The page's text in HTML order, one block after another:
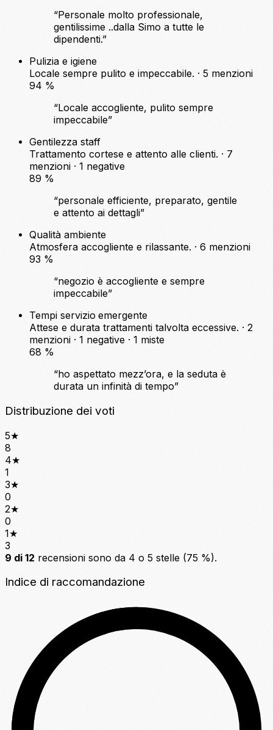
“Personale molto professionale,
gentilissime ..dalla Simo a tutte le
dipendenti.”
Pulizia e igiene
Locale sempre pulito e impeccabile. · 5 menzioni
94 %
“Locale accogliente, pulito sempre
impeccabile”
Gentilezza staff
Trattamento cortese e attento alle clienti. · 7
menzioni · 1 negative
89 %
“personale efficiente, preparato, gentile
e attento ai dettagli”
Qualità ambiente
Atmosfera accogliente e rilassante. · 6 menzioni
93 %
“negozio è accogliente e sempre
impeccabile”
Tempi servizio emergente
Attese e durata trattamenti talvolta eccessive. · 2
menzioni · 1 negative · 1 miste
68 %
“ho aspettato mezz’ora, e la seduta è
durata un infinità di tempo”
Distribuzione dei voti
5★
8
4★
1
3★
0
2★
0
1★
3
9 di 12 recensioni sono da 4 o 5 stelle (75 %).
Indice di raccomandazione